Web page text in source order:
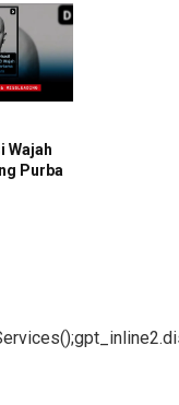
Wajah
Purba